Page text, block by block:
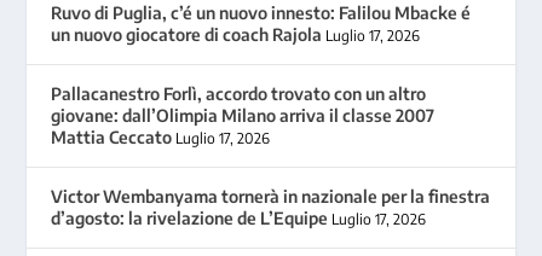
Ruvo di Puglia, c’é un nuovo innesto: Falilou Mbacke é
un nuovo giocatore di coach Rajola Luglio 17, 2026
Pallacanestro Forlì, accordo trovato con un altro
giovane: dall’Olimpia Milano arriva il classe 2007
Mattia Ceccato Luglio 17, 2026
Victor Wembanyama tornerà in nazionale per la finestra
d’agosto: la rivelazione de L’Equipe Luglio 17, 2026